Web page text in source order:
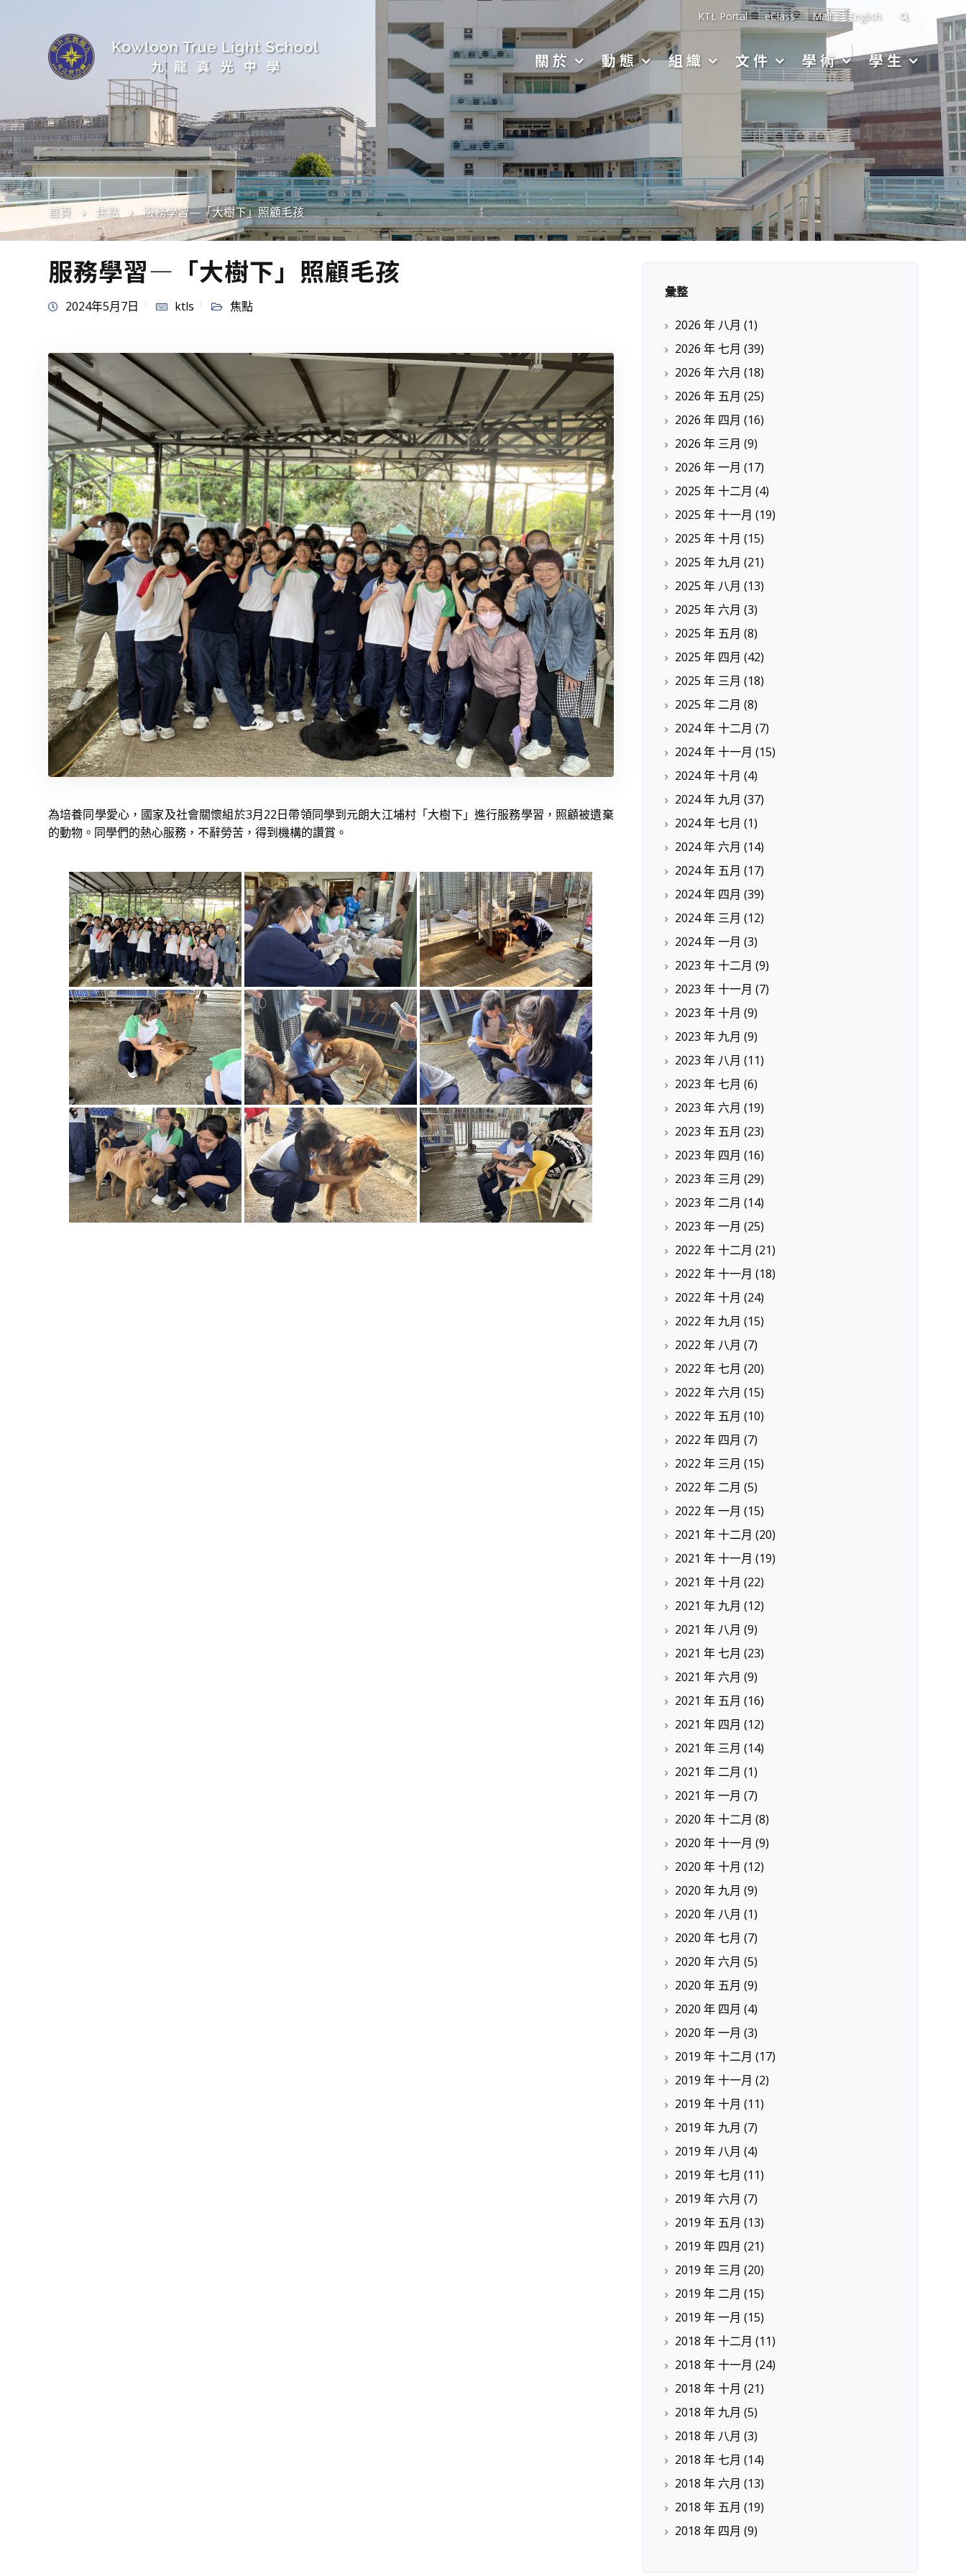
KTL Portal eClass Mail English
搜
尋
關
於：
關於 動態 組織 文件 學術 學生
首頁 焦點 服務學習—「大樹下」照顧毛孩
服務學習—「大樹下」照顧毛孩
2024年5月7日 ktls 焦點
為培養同學愛心，國家及社會關懷組於3月22日帶領同學到元朗大江埔村「大樹下」進行服務學習，照顧被遺棄
的動物。同學們的熱心服務，不辭勞苦，得到機構的讚賞。
彙整
2026 年 八月 (1)
2026 年 七月 (39)
2026 年 六月 (18)
2026 年 五月 (25)
2026 年 四月 (16)
2026 年 三月 (9)
2026 年 一月 (17)
2025 年 十二月 (4)
2025 年 十一月 (19)
2025 年 十月 (15)
2025 年 九月 (21)
2025 年 八月 (13)
2025 年 六月 (3)
2025 年 五月 (8)
2025 年 四月 (42)
2025 年 三月 (18)
2025 年 二月 (8)
2024 年 十二月 (7)
2024 年 十一月 (15)
2024 年 十月 (4)
2024 年 九月 (37)
2024 年 七月 (1)
2024 年 六月 (14)
2024 年 五月 (17)
2024 年 四月 (39)
2024 年 三月 (12)
2024 年 一月 (3)
2023 年 十二月 (9)
2023 年 十一月 (7)
2023 年 十月 (9)
2023 年 九月 (9)
2023 年 八月 (11)
2023 年 七月 (6)
2023 年 六月 (19)
2023 年 五月 (23)
2023 年 四月 (16)
2023 年 三月 (29)
2023 年 二月 (14)
2023 年 一月 (25)
2022 年 十二月 (21)
2022 年 十一月 (18)
2022 年 十月 (24)
2022 年 九月 (15)
2022 年 八月 (7)
2022 年 七月 (20)
2022 年 六月 (15)
2022 年 五月 (10)
2022 年 四月 (7)
2022 年 三月 (15)
2022 年 二月 (5)
2022 年 一月 (15)
2021 年 十二月 (20)
2021 年 十一月 (19)
2021 年 十月 (22)
2021 年 九月 (12)
2021 年 八月 (9)
2021 年 七月 (23)
2021 年 六月 (9)
2021 年 五月 (16)
2021 年 四月 (12)
2021 年 三月 (14)
2021 年 二月 (1)
2021 年 一月 (7)
2020 年 十二月 (8)
2020 年 十一月 (9)
2020 年 十月 (12)
2020 年 九月 (9)
2020 年 八月 (1)
2020 年 七月 (7)
2020 年 六月 (5)
2020 年 五月 (9)
2020 年 四月 (4)
2020 年 一月 (3)
2019 年 十二月 (17)
2019 年 十一月 (2)
2019 年 十月 (11)
2019 年 九月 (7)
2019 年 八月 (4)
2019 年 七月 (11)
2019 年 六月 (7)
2019 年 五月 (13)
2019 年 四月 (21)
2019 年 三月 (20)
2019 年 二月 (15)
2019 年 一月 (15)
2018 年 十二月 (11)
2018 年 十一月 (24)
2018 年 十月 (21)
2018 年 九月 (5)
2018 年 八月 (3)
2018 年 七月 (14)
2018 年 六月 (13)
2018 年 五月 (19)
2018 年 四月 (9)